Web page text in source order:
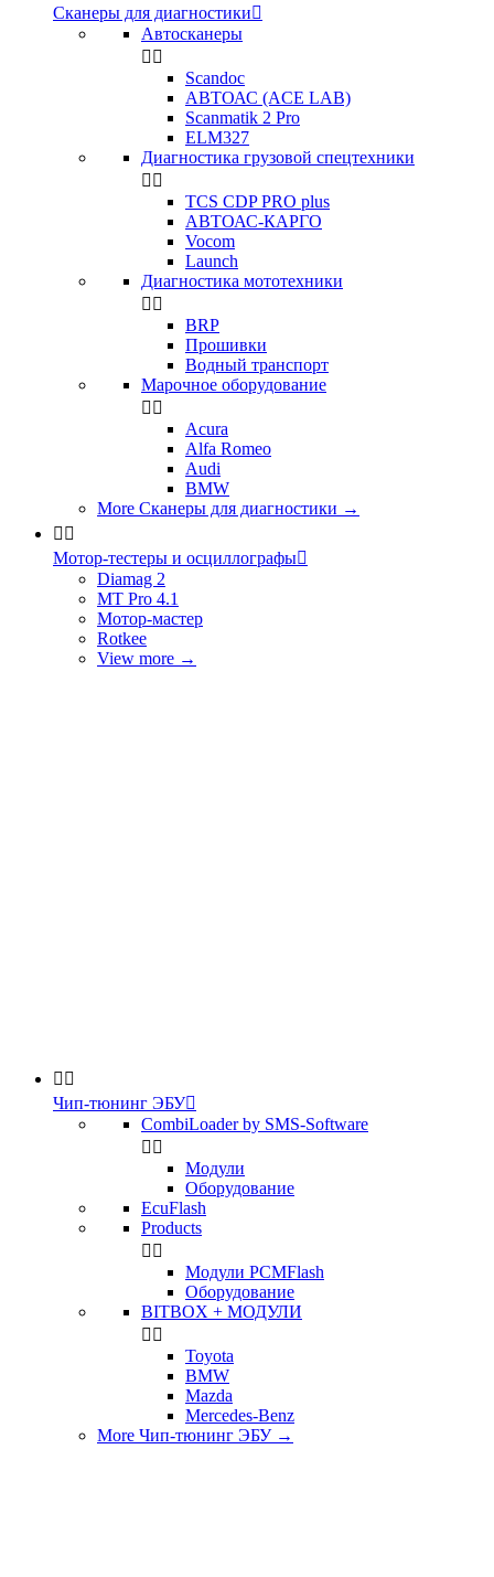
Сканеры для диагностики
Автосканеры
 
Scandoc
АВТОАС (ACE LAB)
Scanmatik 2 Pro
ELM327
Диагностика грузовой спецтехники
 
TCS CDP PRO plus
АВТОАС-КАРГО
Vocom
Launch
Диагностика мототехники
 
BRP
Прошивки
Водный транспорт
Марочное оборудование
 
Acura
Alfa Romeo
Audi
BMW
More Сканеры для диагностики →
 
Мотор-тестеры и осциллографы
Diamag 2
MT Pro 4.1
Мотор-мастер
Rotkee
View more →
 
Чип-тюнинг ЭБУ
CombiLoader by SMS-Software
 
Модули
Оборудование
EcuFlash
Products
 
Модули PCMFlash
Оборудование
BITBOX + МОДУЛИ
 
Toyota
BMW
Mazda
Mercedes-Benz
More Чип-тюнинг ЭБУ →